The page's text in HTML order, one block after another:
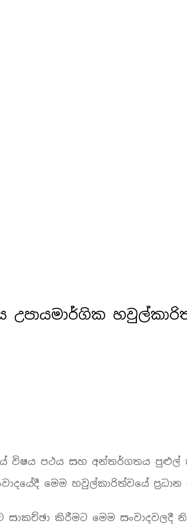
විෂය පථය සහ අන්තර්ගතය
මෙම හවුල්කාරිත්වයේ
කිරීමට මෙම සංවාදවලදී